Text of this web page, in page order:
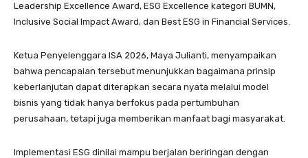
Leadership Excellence Award, ESG Excellence kategori BUMN,
Inclusive Social Impact Award, dan Best ESG in Financial Services.
Ketua Penyelenggara ISA 2026, Maya Julianti, menyampaikan
bahwa pencapaian tersebut menunjukkan bagaimana prinsip
keberlanjutan dapat diterapkan secara nyata melalui model
bisnis yang tidak hanya berfokus pada pertumbuhan
perusahaan, tetapi juga memberikan manfaat bagi masyarakat.
Implementasi ESG dinilai mampu berjalan beriringan dengan